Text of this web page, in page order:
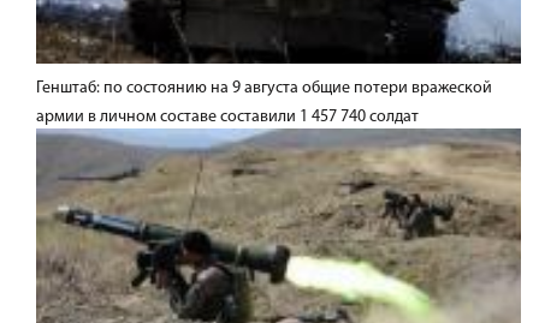
Генштаб: по состоянию на 9 августа общие потери вражеской
армии в личном составе составили 1 457 740 солдат